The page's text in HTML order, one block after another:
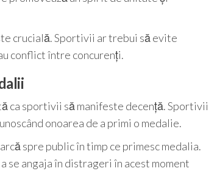
crucială. Sportivii ar trebui să evite
conflict între concurenți.
ca sportivii să manifeste decență. Sportivii
onoarea de a primi o medalie.
spre public în timp ce primesc medalia.
se angaja în distrageri în acest moment